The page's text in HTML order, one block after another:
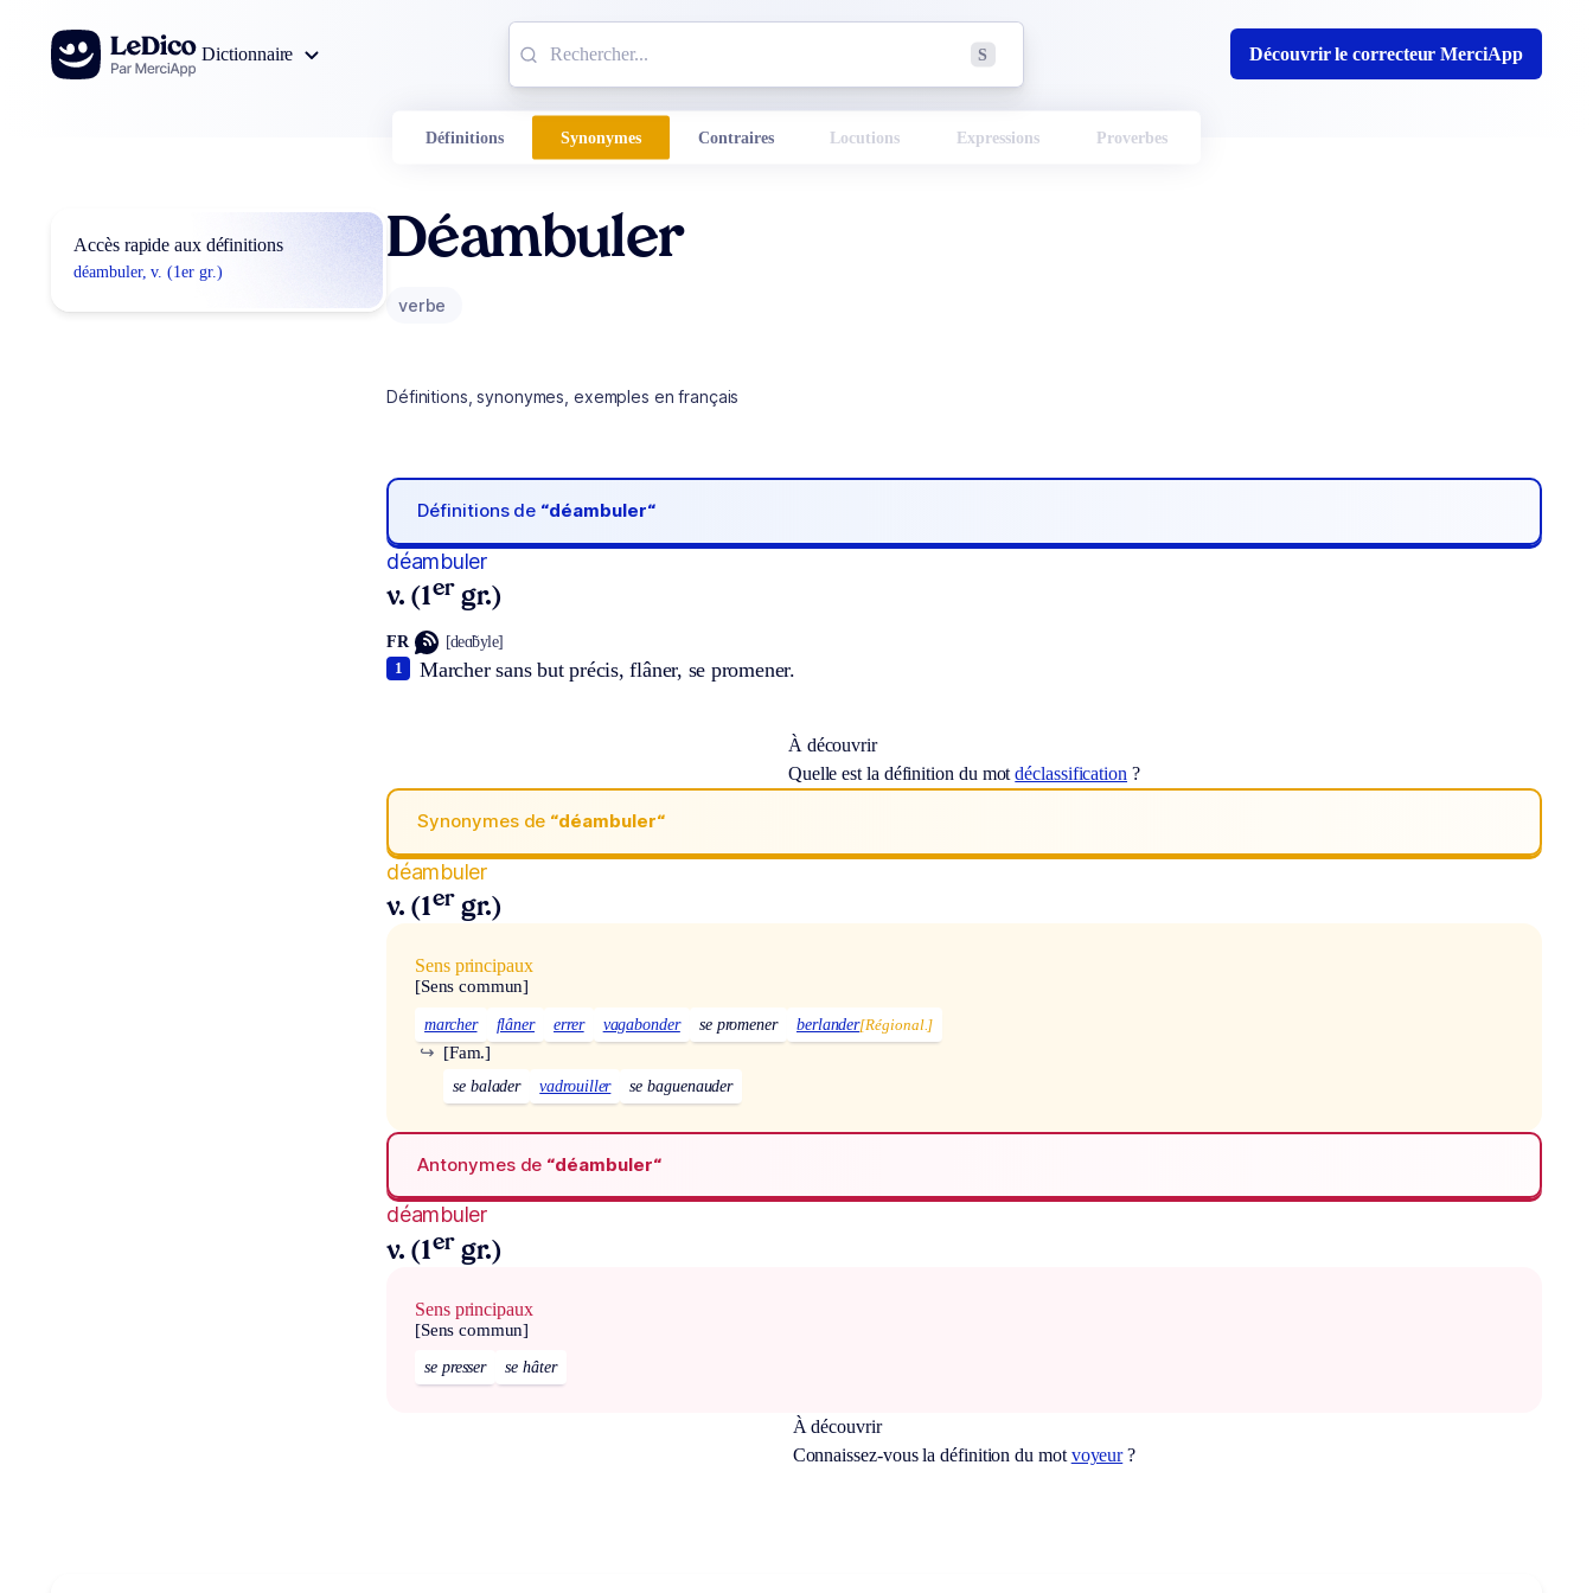
Aller au contenu
Dictionnaire
S Découvrir le correcteur MerciApp
Définitions Synonymes Contraires Locutions Expressions Proverbes
Accès rapide aux définitions
déambuler, v. (1er gr.)
Déambuler
verbe
Définitions, synonymes, exemples en français
Définitions de “déambuler“
déambuler
v. (1er gr.)
FR [deɑ̃byle]
Marcher sans but précis, flâner, se promener.
1
À découvrir
Quelle est la définition du motdéclassification ?
Synonymes de “déambuler“
déambuler
v. (1er gr.)
Sens principaux
[Sens commun]
marcher flâner errer vagabonder se promener berlander[Régional.]
[Fam.]
↪
se balader vadrouiller se baguenauder
Antonymes de “déambuler“
déambuler
v. (1er gr.)
Sens principaux
[Sens commun]
se presser se hâter
À découvrir
Connaissez-vous la définition du motvoyeur?